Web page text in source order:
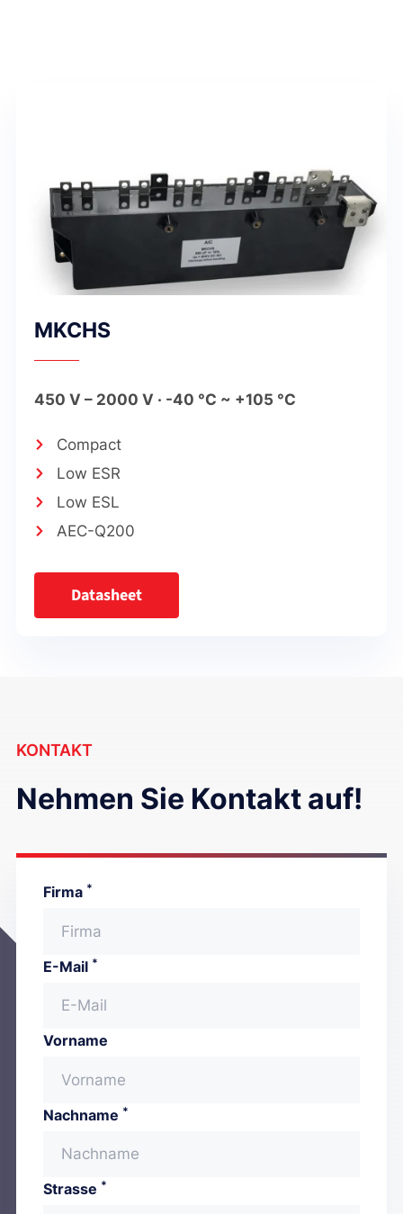
MKCHS
450 V – 2000 V · -40 °C ~ +105 °C
Compact
Low ESR
Low ESL
AEC-Q200
Datasheet
KONTAKT
Nehmen Sie Kontakt auf!
Firma *
E-Mail *
Vorname
Nachname *
Strasse *